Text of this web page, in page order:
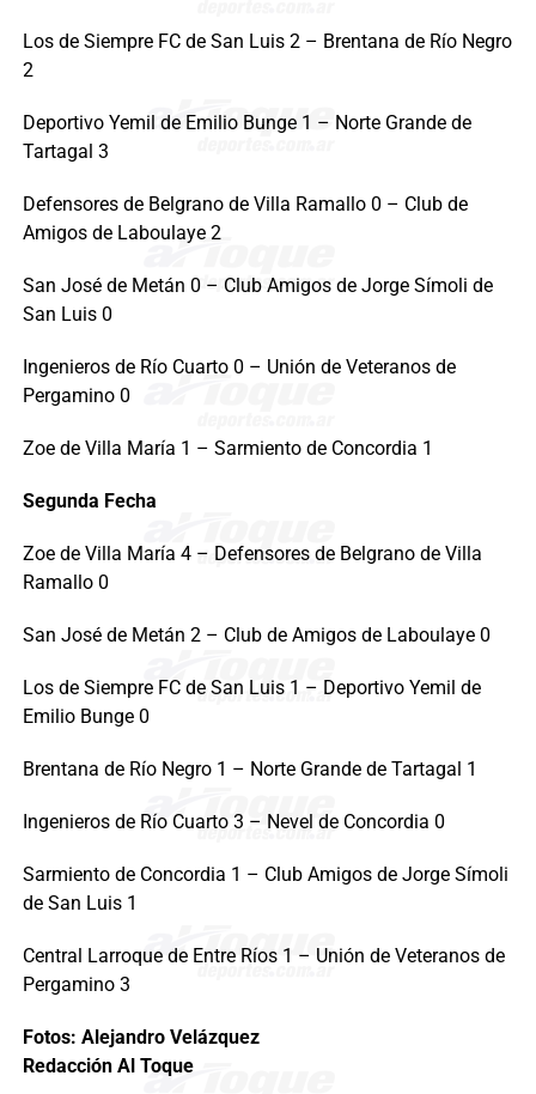
Los de Siempre FC de San Luis 2 – Brentana de Río Negro
2
Deportivo Yemil de Emilio Bunge 1 – Norte Grande de
Tartagal 3
Defensores de Belgrano de Villa Ramallo 0 – Club de
Amigos de Laboulaye 2
San José de Metán 0 – Club Amigos de Jorge Símoli de
San Luis 0
Ingenieros de Río Cuarto 0 – Unión de Veteranos de
Pergamino 0
Zoe de Villa María 1 – Sarmiento de Concordia 1
Segunda Fecha
Zoe de Villa María 4 – Defensores de Belgrano de Villa
Ramallo 0
San José de Metán 2 – Club de Amigos de Laboulaye 0
Los de Siempre FC de San Luis 1 – Deportivo Yemil de
Emilio Bunge 0
Brentana de Río Negro 1 – Norte Grande de Tartagal 1
Ingenieros de Río Cuarto 3 – Nevel de Concordia 0
Sarmiento de Concordia 1 – Club Amigos de Jorge Símoli
de San Luis 1
Central Larroque de Entre Ríos 1 – Unión de Veteranos de
Pergamino 3
Fotos: Alejandro Velázquez
Redacción Al Toque